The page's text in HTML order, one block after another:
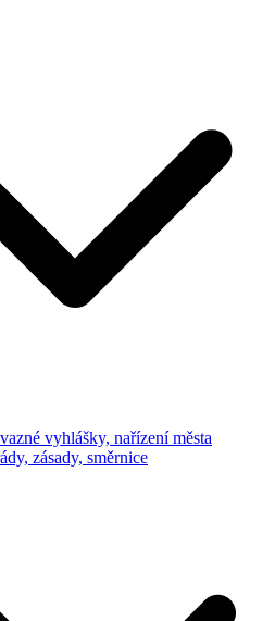
vyhlášky, nařízení města
zásady, směrnice